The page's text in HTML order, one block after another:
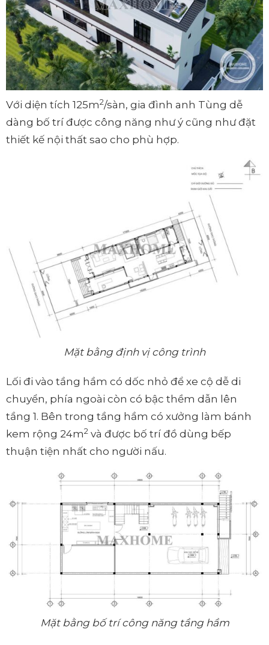
Với diện tích 125m2/sàn, gia đình anh Tùng dễ
dàng bố trí được công năng như ý cũng như đặt
thiết kế nội thất sao cho phù hợp.
Mặt bằng định vị công trình
Lối đi vào tầng hầm có dốc nhỏ để xe cộ dễ di
chuyển, phía ngoài còn có bậc thềm dẫn lên
tầng 1. Bên trong tầng hầm có xưởng làm bánh
kem rộng 24m2 và được bố trí đồ dùng bếp
thuận tiện nhất cho người nấu.
Mặt bằng bố trí công năng tầng hầm